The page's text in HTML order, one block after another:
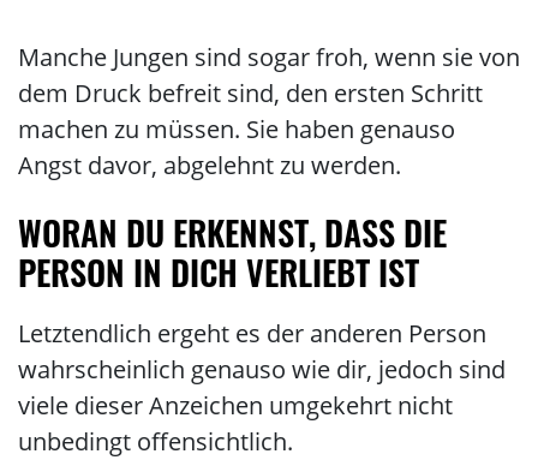
Manche Jungen sind sogar froh, wenn sie von
dem Druck befreit sind, den ersten Schritt
machen zu müssen. Sie haben genauso
Angst davor, abgelehnt zu werden.
WORAN DU ERKENNST, DASS DIE
PERSON IN DICH VERLIEBT IST
Letztendlich ergeht es der anderen Person
wahrscheinlich genauso wie dir, jedoch sind
viele dieser Anzeichen umgekehrt nicht
unbedingt offensichtlich.